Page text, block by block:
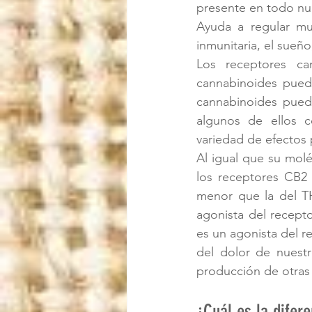
presente en todo
Ayuda a regular
inmunitaria, el
Los receptores
cannabinoides
cannabinoides
algunos de ellos
variedad de efectos
Al igual que su
los receptores
menor que la del
agonista del
es un agonista del
del dolor de
producción de otras